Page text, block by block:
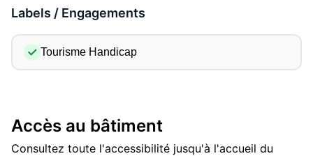
Labels / Engagements
Tourisme Handicap
Accès au bâtiment
Consultez toute l'accessibilité jusqu'à l'accueil du